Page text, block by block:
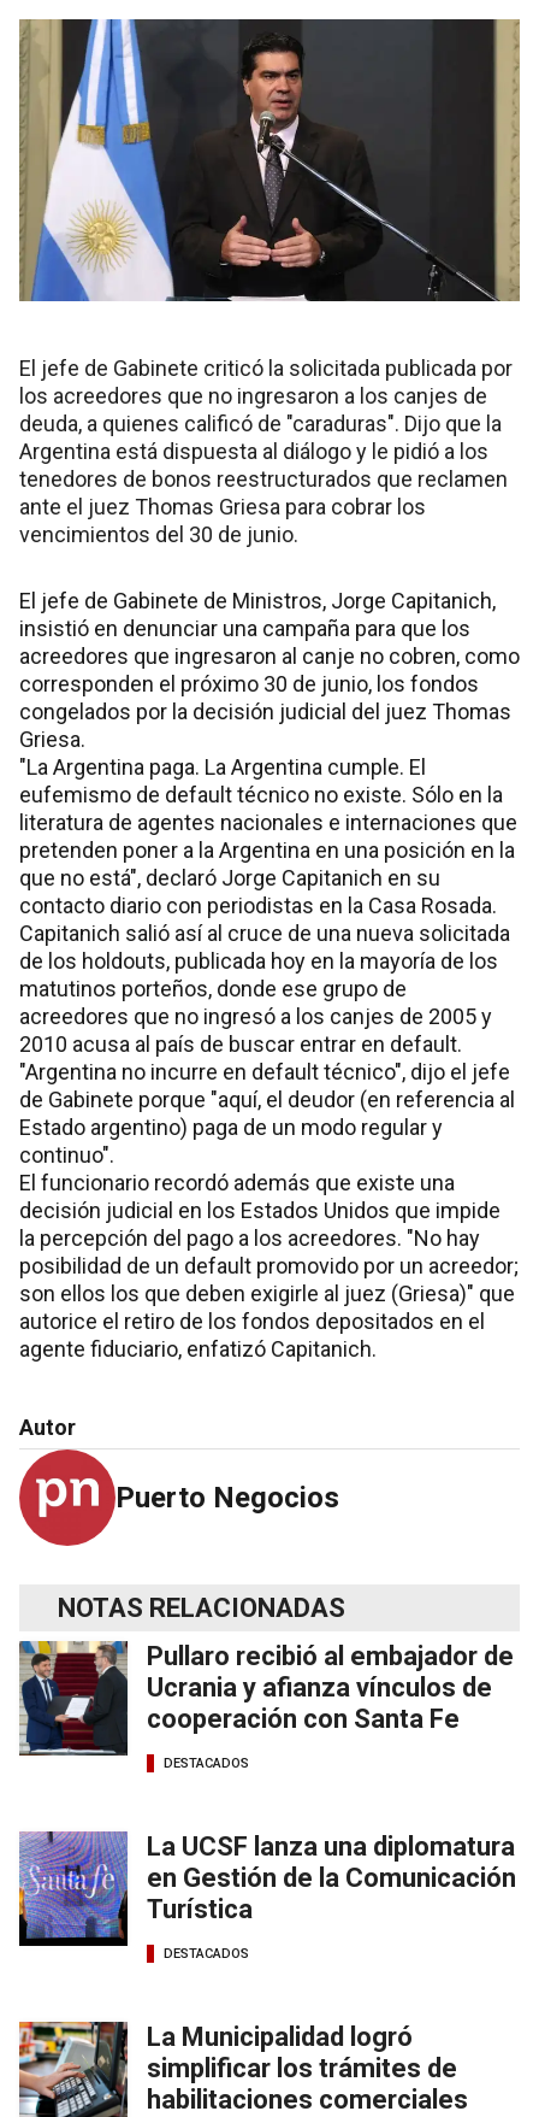
El jefe de Gabinete criticó la solicitada publicada por
los acreedores que no ingresaron a los canjes de
deuda, a quienes calificó de "caraduras". Dijo que la
Argentina está dispuesta al diálogo y le pidió a los
tenedores de bonos reestructurados que reclamen
ante el juez Thomas Griesa para cobrar los
vencimientos del 30 de junio.
El jefe de Gabinete de Ministros, Jorge Capitanich,
insistió en denunciar una campaña para que los
acreedores que ingresaron al canje no cobren, como
corresponden el próximo 30 de junio, los fondos
congelados por la decisión judicial del juez Thomas
Griesa.
"La Argentina paga. La Argentina cumple. El
eufemismo de default técnico no existe. Sólo en la
literatura de agentes nacionales e internaciones que
pretenden poner a la Argentina en una posición en la
que no está", declaró Jorge Capitanich en su
contacto diario con periodistas en la Casa Rosada.
Capitanich salió así al cruce de una nueva solicitada
de los holdouts, publicada hoy en la mayoría de los
matutinos porteños, donde ese grupo de
acreedores que no ingresó a los canjes de 2005 y
2010 acusa al país de buscar entrar en default.
"Argentina no incurre en default técnico", dijo el jefe
de Gabinete porque "aquí, el deudor (en referencia al
Estado argentino) paga de un modo regular y
continuo".
El funcionario recordó además que existe una
decisión judicial en los Estados Unidos que impide
la percepción del pago a los acreedores. "No hay
posibilidad de un default promovido por un acreedor;
son ellos los que deben exigirle al juez (Griesa)" que
autorice el retiro de los fondos depositados en el
agente fiduciario, enfatizó Capitanich.
Autor
Puerto Negocios
NOTAS RELACIONADAS
Pullaro recibió al embajador de
Ucrania y afianza vínculos de
cooperación con Santa Fe
DESTACADOS
La UCSF lanza una diplomatura
en Gestión de la Comunicación
Turística
DESTACADOS
La Municipalidad logró
simplificar los trámites de
habilitaciones comerciales